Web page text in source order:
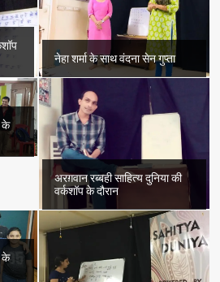
नेहा शर्मा के साथ वंदना सेन गुप्ता
के
अरग़वान रब्बही साहित्य दुनिया की
वर्कशॉप के दौरान
के